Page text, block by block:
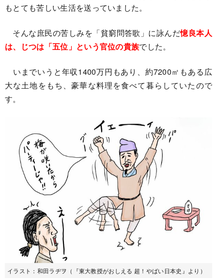
もとても苦しい生活を送っていました。
そんな庶民の苦しみを「貧窮問答歌」に詠んだ憶良本人
は、じつは「五位」という官位の貴族でした。
いまでいうと年収1400万円もあり、約7200㎡もある広
大な土地をもち、豪華な料理を食べて暮らしていたので
す。
イラスト：和田ラヂヲ（『東大教授がおしえる 超！やばい日本史』より）